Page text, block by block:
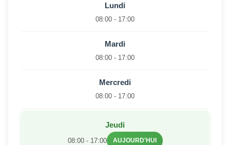
Lundi
08:00 - 17:00
Mardi
08:00 - 17:00
Mercredi
08:00 - 17:00
Jeudi
08:00 - 17:00 AUJOURD'HUI